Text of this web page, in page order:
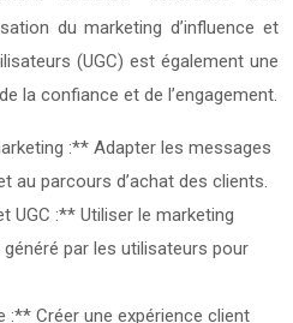
du marketing d’influence et
(UGC) est également une
la confiance et de l’engagement.
:** Adapter les messages
au parcours d’achat des clients.
UGC :** Utiliser le marketing
par les utilisateurs pour
:** Créer une expérience client